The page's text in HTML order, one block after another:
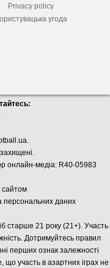
Privacy policy
угода
.
онлайн-медіа: R40-05983
сайтом
персональних даних
старше 21 року (21+). Участь
Дотримуйтесь правил
перших ознак залежності
що участь в азартних іграх не